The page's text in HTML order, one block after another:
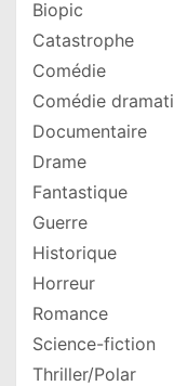
Biopic
Catastrophe
Comédie
Comédie
Documentaire
Drame
Fantastique
Guerre
Historique
Horreur
Romance
Science-fiction
Thriller/Polar